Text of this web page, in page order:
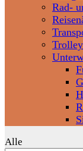
Rad-
Alle